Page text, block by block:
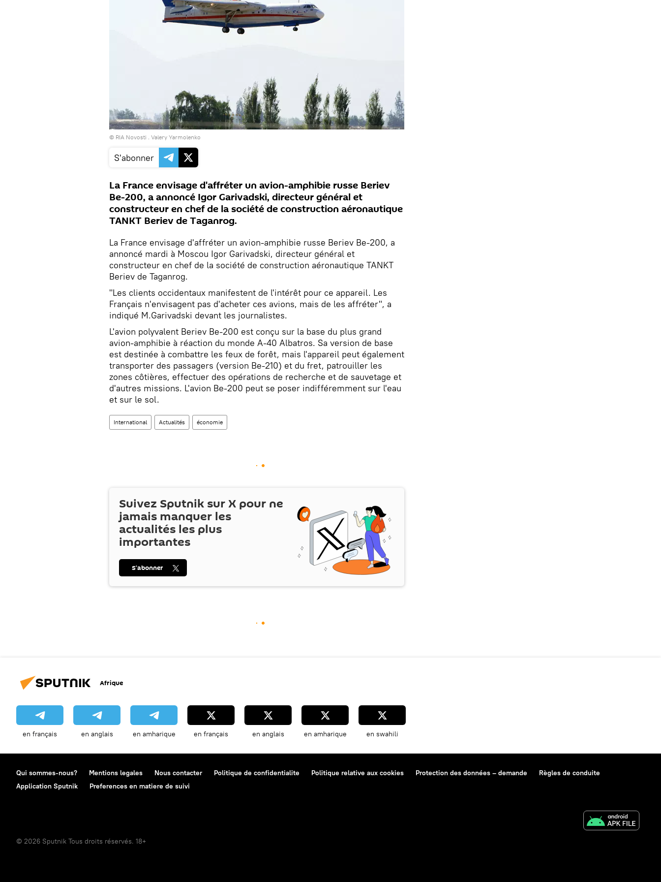
© RIA Novosti . Valery Yarmolenko
S'abonner
La France envisage d'affréter un avion-amphibie russe Beriev
Be-200, a annoncé Igor Garivadski, directeur général et
constructeur en chef de la société de construction aéronautique
TANKT Beriev de Taganrog.
La France envisage d'affréter un avion-amphibie russe Beriev Be-200, a
annoncé mardi à Moscou Igor Garivadski, directeur général et
constructeur en chef de la société de construction aéronautique TANKT
Beriev de Taganrog.
"Les clients occidentaux manifestent de l'intérêt pour ce appareil. Les
Français n'envisagent pas d'acheter ces avions, mais de les affréter", a
indiqué M.Garivadski devant les journalistes.
L'avion polyvalent Beriev Be-200 est conçu sur la base du plus grand
avion-amphibie à réaction du monde A-40 Albatros. Sa version de base
est destinée à combattre les feux de forêt, mais l'appareil peut également
transporter des passagers (version Be-210) et du fret, patrouiller les
zones côtières, effectuer des opérations de recherche et de sauvetage et
d'autres missions. L'avion Be-200 peut se poser indifféremment sur l'eau
et sur le sol.
International Actualités économie
Suivez Sputnik surX pour ne
jamais manquer les
actualités les plus
importantes
S’abonner
Afrique
en français en anglais en amharique en français en anglais en amharique en swahili
Qui sommes-nous? Mentions legales Nous contacter Politique de confidentialite Politique relative aux cookies Protection des données – demande
Règles de conduite
Application Sputnik
Preferences en matiere de suivi
© 2026 Sputnik Tous droits réservés. 18+